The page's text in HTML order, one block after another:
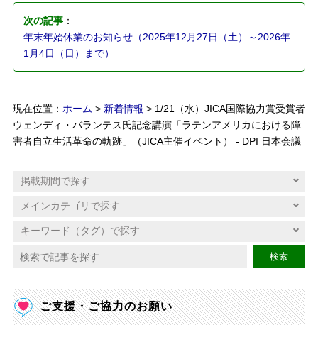
次の記事：
年末年始休業のお知らせ（2025年12月27日（土）～2026年
1月4日（日）まで）
現在位置： ホーム > 新着情報 > 1/21（水）JICA国際協力賞受賞者
ウェンディ・バランテス氏記念講演「ラテンアメリカにおける障
害者自立生活革命の軌跡」（JICA主催イベント） - DPI 日本会議
検索
ご支援・ご協力のお願い